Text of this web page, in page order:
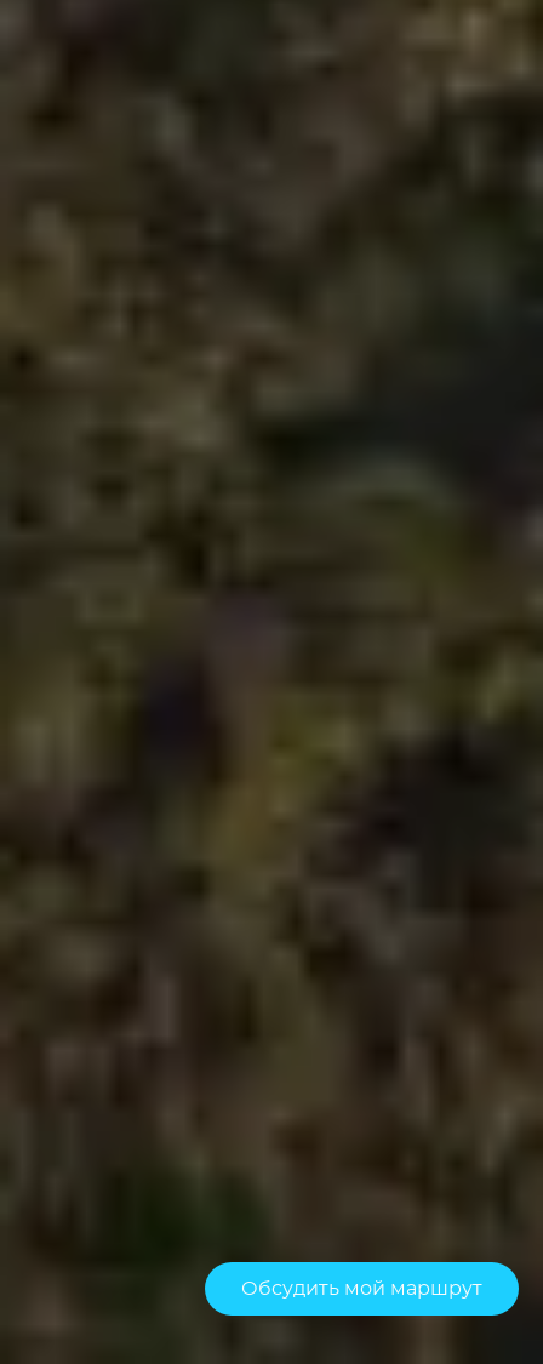
Обсудить мой маршрут